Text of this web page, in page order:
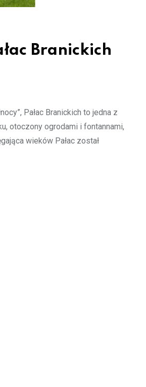
Branickich
Pałac Branickich to jedna z
otoczony ogrodami i fontannami,
wieków Pałac został